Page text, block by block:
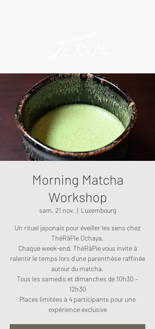
Morning Matcha
Workshop
sam. 21 nov.
  |
Luxembourg
Un rituel japonais pour éveiller les sens chez
ThéRâPie Ochaya,
Chaque week-end, ThéRâPie vous invite à
ralentir le temps lors d’une parenthèse raffinée
autour du matcha.
Tous les samedis et dimanches de 10h30 –
12h30
Places limitées à 4 participants pour une
expérience exclusive